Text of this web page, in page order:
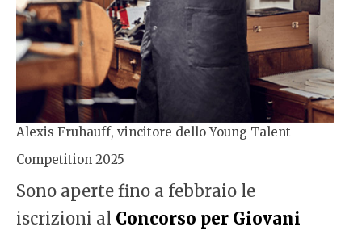
Alexis Fruhauff, vincitore dello Young Talent
Competition 2025
Sono aperte fino a febbraio le
iscrizioni al Concorso per Giovani